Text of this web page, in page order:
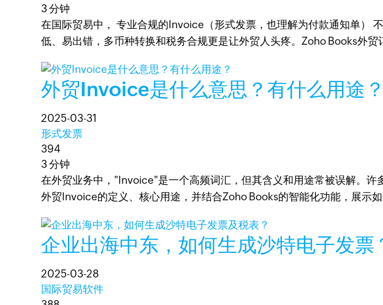
3 分钟
在国际贸易中， 专业合规的Invoice（形式发票，也理解为付款通知单）
低、易出错，多币种转换和税务合规更是让外贸人头疼。Zoho Books外
外贸Invoice是什么意思？有什么用途？
2025-03-31
形式发票
394
3 分钟
在外贸业务中，"Invoice"是一个高频词汇，但其含义和用途常被误解。
外贸Invoice的定义、核心用途，并结合Zoho Books的智能化功能，展示如
企业出海中东，如何生成沙特电子发
2025-03-28
国际贸易软件